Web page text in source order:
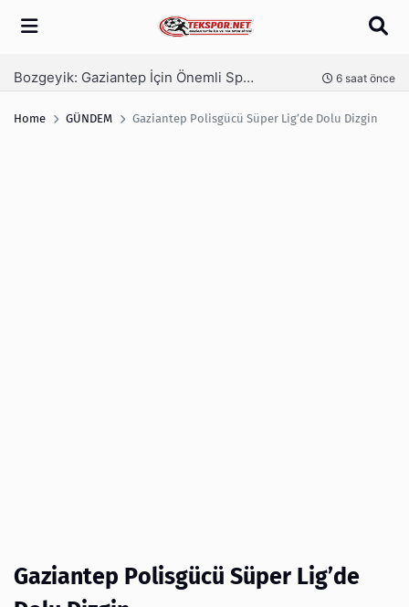
Arama
Bozgeyik: Gaziantep İçin Önemli Spor Yatırımları Yolda 6 saat önce
Home GÜNDEM Gaziantep Polisgücü Süper Lig’de Dolu Dizgin
Gaziantep Polisgücü Süper Lig’de